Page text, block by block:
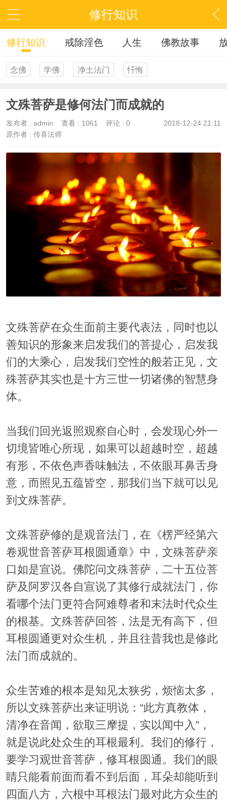
修行知识
修行知识 戒除淫色 人生 佛教故事
念佛 学佛 净土法门 忏悔
文殊菩萨是修何法门而成就的
2018-12-24 21:11
发布者 : admin 查看 : 1061
评论 : 0
原作者 : 传喜法师
文殊菩萨在众生面前主要代表法，同时也以
善知识的形象来启发我们的菩提心，启发我
们的大乘心，启发我们空性的般若正见，文
殊菩萨其实也是十方三世一切诸佛的智慧身
体。
当我们回光返照观察自心时，会发现心外一
切境皆唯心所现，如果可以超越时空，超越
有形，不依色声香味触法，不依眼耳鼻舌身
意，而照见五蕴皆空，那我们当下就可以见
到文殊菩萨。
文殊菩萨修的是观音法门，在《楞严经第六
卷观世音菩萨耳根圆通章》中，文殊菩萨亲
口如是宣说。佛陀问文殊菩萨，二十五位菩
萨及阿罗汉各自宣说了其修行成就法门，你
看哪个法门更符合阿难尊者和末法时代众生
的根基。文殊菩萨回答，法是无有高下，但
耳根圆通更对众生机，并且往昔我也是修此
法门而成就的。
众生苦难的根本是知见太狭劣，烦恼太多，
所以文殊菩萨出来证明说：“此方真教体，
清净在音闻，欲取三摩提，实以闻中入”，
就是说此处众生的耳根最利。我们的修行，
要学习观世音菩萨，修耳根圆通。我们的眼
睛只能看前面而看不到后面，耳朵却能听到
四面八方，六根中耳根法门最对此方众生的